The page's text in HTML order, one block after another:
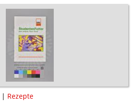
| Rezepte